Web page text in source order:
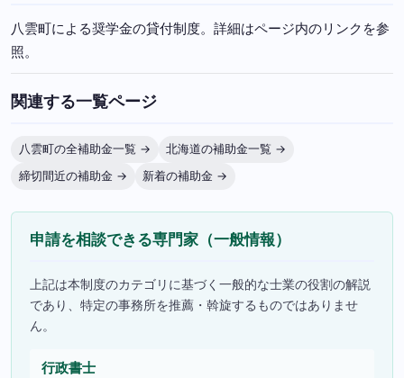
八雲町による奨学金の貸付制度。詳細はページ内のリンクを参
照。
関連する一覧ページ
八雲町の全補助金一覧 →
北海道の補助金一覧 →
締切間近の補助金 →
新着の補助金 →
申請を相談できる専門家（一般情報）
上記は本制度のカテゴリに基づく一般的な士業の役割の解説
であり、特定の事務所を推薦・斡旋するものではありませ
ん。
行政書士